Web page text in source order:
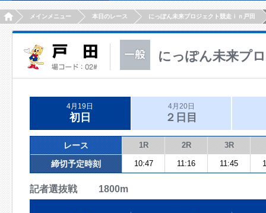
HOMEメインメニュー 本日のレース にっぽん未来プロジェクト競走ｉｎ戸田
にっぽん未来プ
4月19日
初日
4月20日
２日目
レース 1R 2R 3R
締切予定時刻 10:47 11:16 11:45
記者選抜戦 1800m